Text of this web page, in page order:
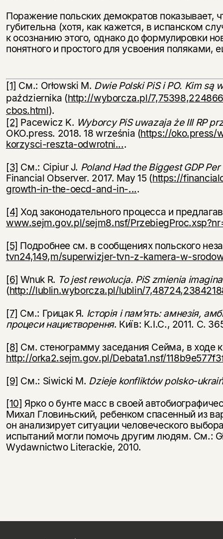
Поражение польских демократов показывает,
губительна (хотя, как кажется, в испанском
к осознанию этого, однако до формулировки
понятного и простого для усвоения поляками,
[1] См.: Orłowski M. Dwie Polski PiS i PO. Kim są
października (http://wyborcza.pl/
cbos.html).
[2] Pacewicz K. Wyborcy PiS uwazaja że III RP
OKO.press. 2018. 18 września (https://
korzysci-reszta-odwrotni....
[3] См.: Cipiur J. Poland Had the Biggest GDP
Financial Observer. 2017. May 15 (https://
growth-in-the-oecd-and-in-....
[4] Ход законодательного процесса и
www.sejm.gov.pl/sejm8.nsf/
[5] Подробнее см. в сообщениях польского
tvn24,149,m/superwizjer-tvn-z-kamera-w-
[6] Wnuk R. To jest rewolucja. PiS zmienia
(http://lublin.wyborcza.pl/lublin/
[7] См.: Грицак Я. Історія і пам’ять: амнезія,
процеси нациєтворення. Київ: K.I.C., 2011. С.
[8] См. стенограмму заседания Сейма, в ходе
http://orka2.sejm.gov.pl/Debata1.nsf/
[9] См.: Siwicki M. Dzieje konfliktów polsko-
[10] Ярко о бунте масс в своей
Михал Гловиньский, ребенком спасенный из
он анализирует ситуации человеческого
испытаний могли помочь другим людям. См.:
Wydawnictwo Literackie, 2010.